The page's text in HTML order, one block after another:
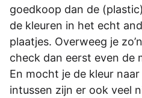
goedkoop dan de
de kleuren in het echt
plaatjes. Overweeg je
check dan eerst even de
En mocht je de kleur
intussen zijn er ook veel